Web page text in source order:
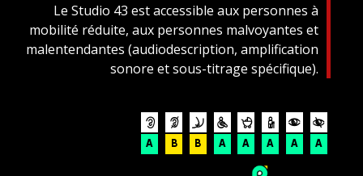
Le Studio 43 est accessible aux personnes à
mobilité réduite, aux personnes malvoyantes et
malentendantes (audiodescription, amplification
sonore et sous-titrage spécifique).